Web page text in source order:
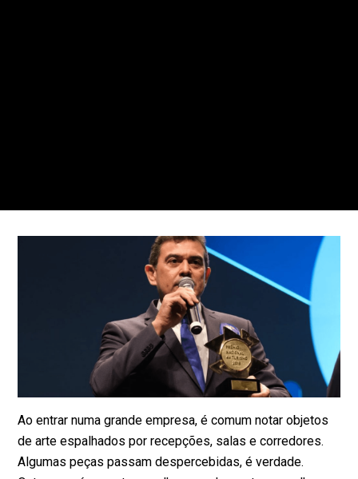
Ao entrar numa grande empresa, é comum notar objetos
de arte espalhados por recepções, salas e corredores.
Algumas peças passam despercebidas, é verdade.